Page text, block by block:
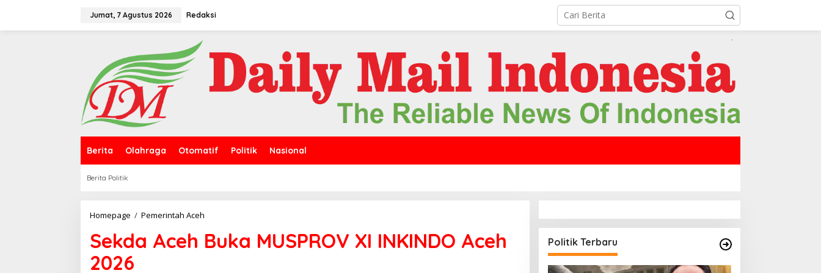
Jumat, 7 Agustus 2026 Redaksi
Berita Olahraga Otomatif Politik Nasional
Berita Politik
Homepage / Pemerintah Aceh
k
d
Sekda Aceh Buka MUSPROV XI INKINDO Aceh
2026
Politik Terbaru